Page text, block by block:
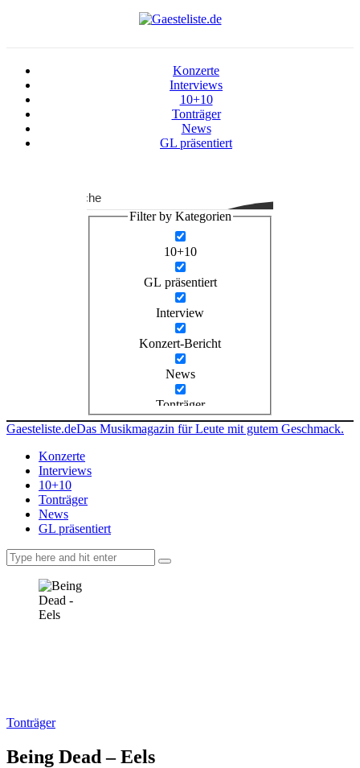
Konzerte
Interviews
10+10
Tonträger
News
GL präsentiert
Suche
Filter by Kategorien
10+10
GL präsentiert
Interview
Konzert-Bericht
News
Tonträger
Gaesteliste.deDas Musikmagazin für Leute mit gutem Geschmack.
Konzerte
Interviews
10+10
Tonträger
News
GL präsentiert
Tonträger
Being Dead – Eels